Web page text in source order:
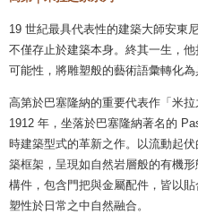
19 世紀最具代表性的建築大師安東
不僅存止於建築本身。終其一生，
可能性，將雕塑般的藝術語彙轉化為
高第於巴塞隆納的重要代表作「米
1912 年，坐落於巴塞隆納著名的
時建築型式的革新之作。以流動起
築框架，呈現如自然岩層般的有機
構件，包含門把與金屬配件，皆以
塑性於日常之中自然融合。